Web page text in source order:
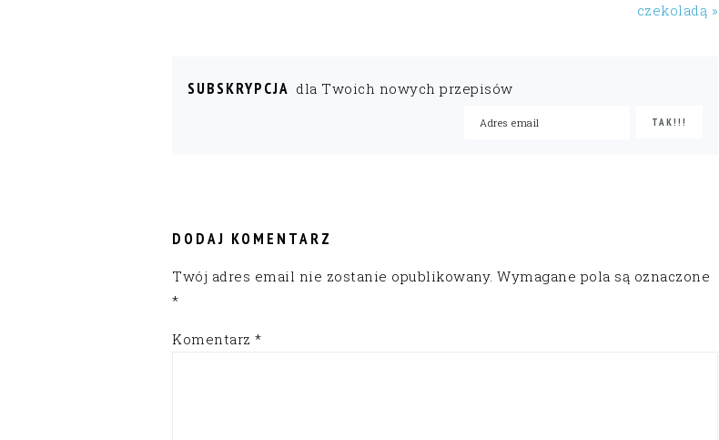
czekoladą »
SUBSKRYPCJA dla Twoich nowych przepisów
DODAJ KOMENTARZ
Twój adres email nie zostanie opublikowany. Wymagane pola są oznaczone
*
Komentarz *